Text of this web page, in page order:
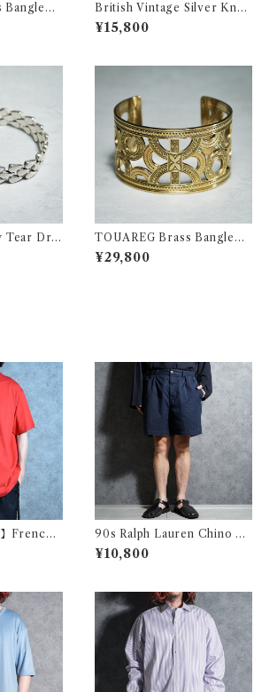
Bangleト
グル 真鍮
British Vintage Silver Knot
Motif Ring イギリス ヴィン
テージ シルバー ノット モチー
¥15,800
Tear Dro
ンジュエ
ブレスレ
TOUAREG Brass Bangleト
ゥアレグ ブラス バングル 真鍮
158
¥29,800
French
Nec
軍 士官学
90s Ralph Lauren Chino A
NDREW SHORT Pants ラル
フローレン チノ ショートパン
¥10,800